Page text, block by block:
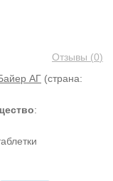
Отзывы (0)
АГ (страна:
: